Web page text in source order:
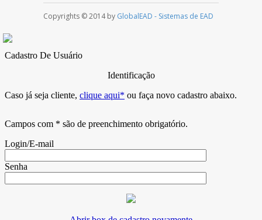
Copyrights © 2014 by GlobalEAD - Sistemas de EAD